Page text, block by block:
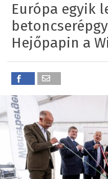
Európa egyik
Hejőpapin a